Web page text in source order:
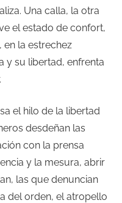
Una calla, la otra
el estado de confort,
en la estrechez
y su libertad, enfrenta
el hilo de la libertad
desdeñan las
con la prensa
y la mesura, abrir
las que denuncian
del orden, el atropello